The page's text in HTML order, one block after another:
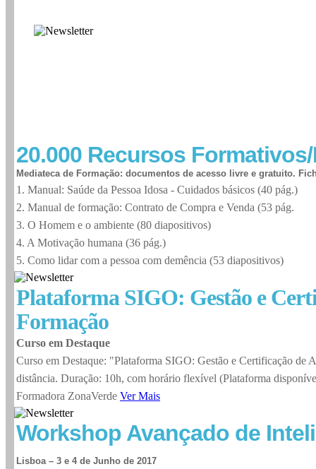
20.000 Recursos
Mediateca de Formação: documentos de acesso livre e gratuito.
1. Manual: Saúde da Pessoa Idosa - Cuidados básicos (40 pág.)
2. Manual de formação: Contrato de Compra e Venda (53 pág.
3. O Homem e o ambiente (80 diapositivos)
4. A Motivação humana (36 pág.)
5. Como lidar com a pessoa com demência (53 diapositivos)
Plataforma SIGO: Gestão e
Formação
Curso em Destaque
Curso em Destaque: "Plataforma SIGO: Gestão e Certificação de
distância. Duração: 10h, com horário flexível (Plataforma
Formadora ZonaVerde Ver Mais
Workshop Avançado de
Lisboa – 3 e 4 de Junho de 2017